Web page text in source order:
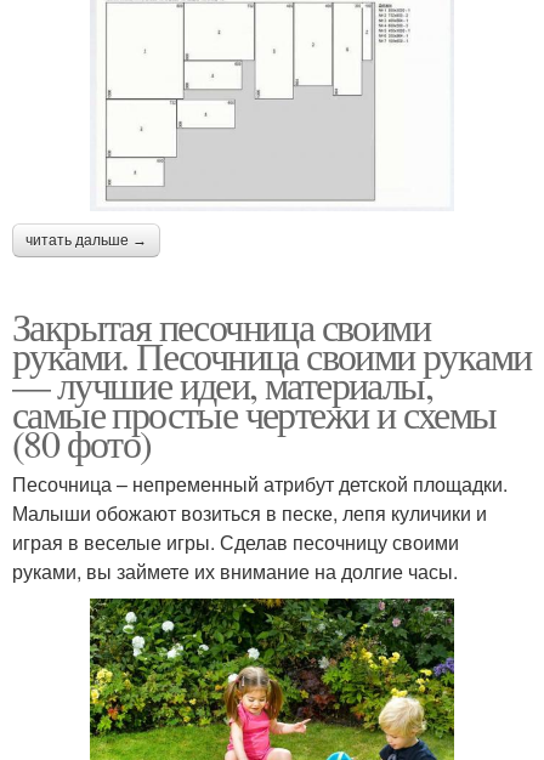
читать дальше →
Закрытая песочница своими
руками. Песочница своими руками
— лучшие идеи, материалы,
самые простые чертежи и схемы
(80 фото)
Песочница – непременный атрибут детской площадки.
Малыши обожают возиться в песке, лепя куличики и
играя в веселые игры. Сделав песочницу своими
руками, вы займете их внимание на долгие часы.